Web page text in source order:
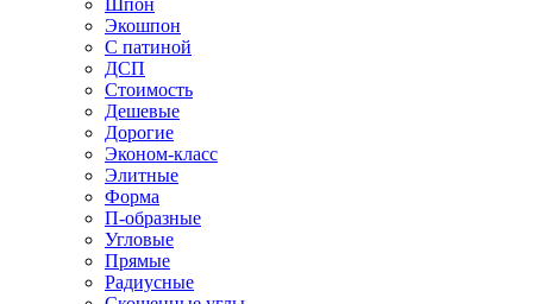
Шпон
Экошпон
С патиной
ДСП
Стоимость
Дешевые
Дорогие
Эконом-класс
Элитные
Форма
П-образные
Угловые
Прямые
Радиусные